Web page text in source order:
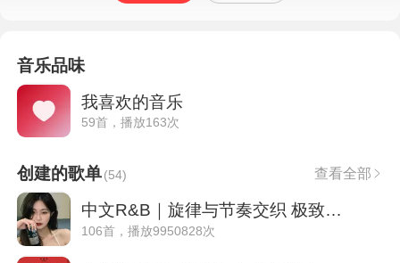
音乐品味
我喜欢的音乐
59首，播放163次
创建的歌单(54) 查看全部
中文R&B｜旋律与节奏交织 极致的浪漫
106首，播放9950828次